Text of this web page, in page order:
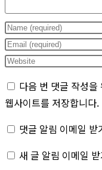
Enter
your
name
username
to
comment
Enter
your
address
to
comment
Enter
website
URL
(optional)
다음 번 댓글 작성
웹사이트를 저장합니다.
댓글 알림 이메일 받
새 글 알림 이메일 받